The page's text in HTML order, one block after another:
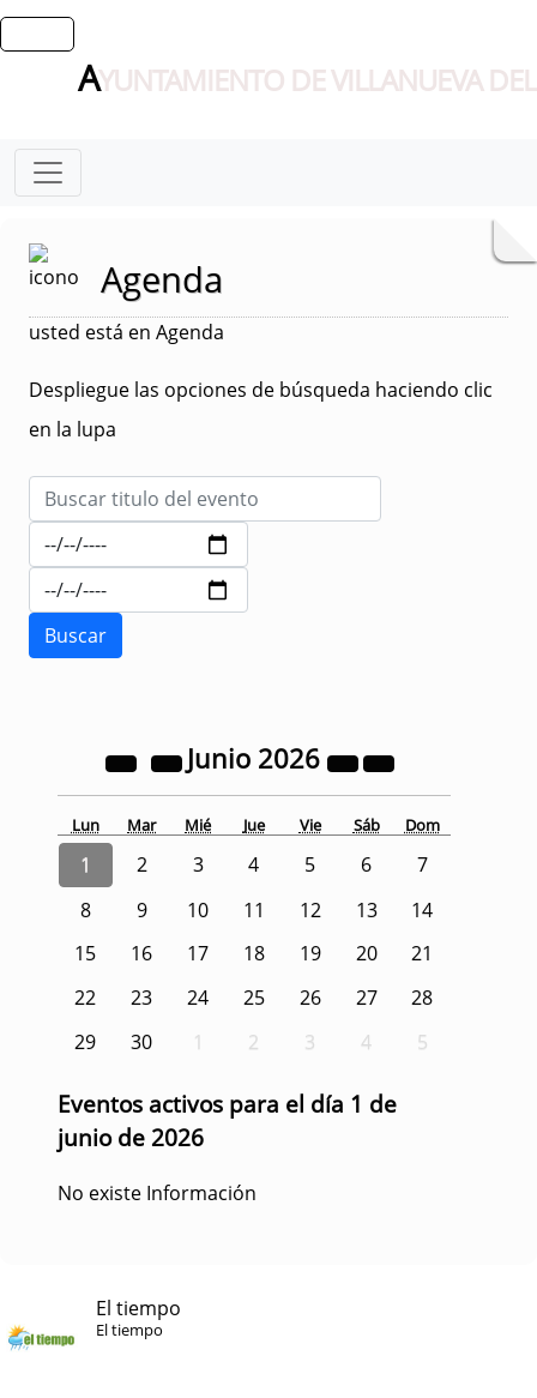
AYUNTAMIENTO DE VILLANUEVA
Agenda
usted está en Agenda
Despliegue las opciones de búsqueda haciendo clic
en la lupa
Junio 2026
Lun Mar Mié Jue Vie Sáb Dom
1 2 3 4 5 6
7
8
9 10 11 12 13
14
15
16 17 18 19 20
21
22
23 24 25 26 27
28
29
30 1 2 3 4 5
Eventos activos para el día 1 de
junio de 2026
No existe Información
El tiempo
El tiempo